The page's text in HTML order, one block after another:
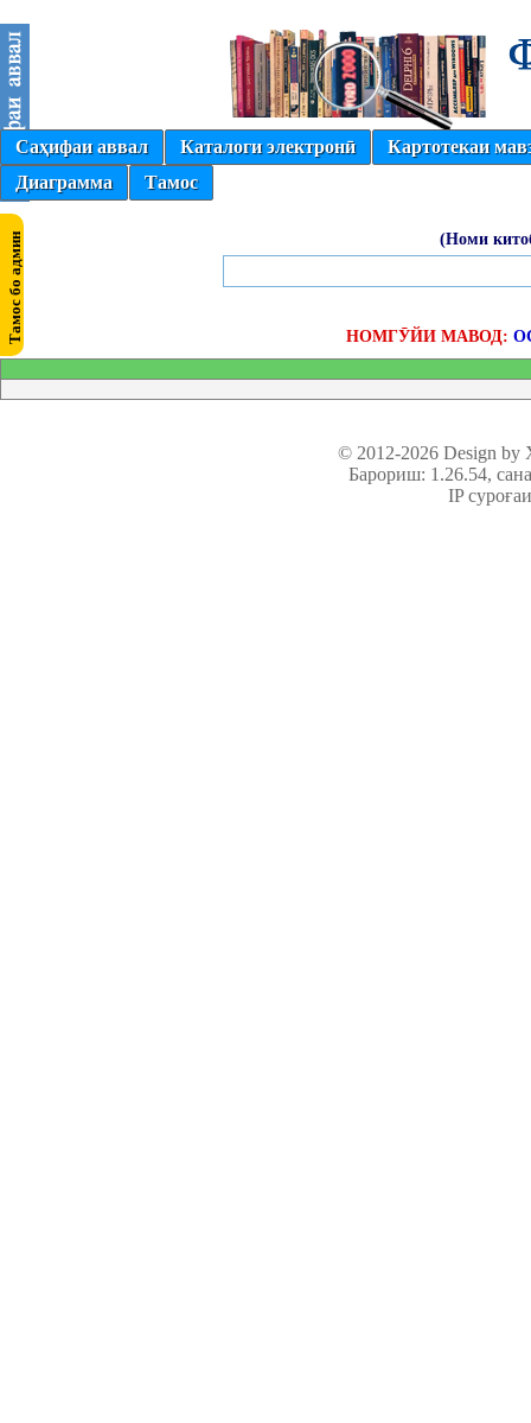
Саҳифаи аввал Каталоги электронӣ
Картотекаи
Диаграмма
Тамос
(Номи
НОМГӮЙИ МАВОД:
© 2012-2026 Design
Барориш: 1.26.54,
IP